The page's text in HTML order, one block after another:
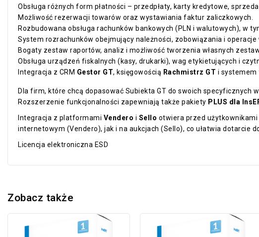
Obsługa różnych form płatności – przedpłaty, karty kredytowe,
Możliwość rezerwacji towarów oraz wystawiania faktur zaliczkowych.
Rozbudowana obsługa rachunków bankowych (PLN i walutowych), w
System rozrachunków obejmujący należności, zobowiązania i operacje
Bogaty zestaw raportów, analiz i możliwość tworzenia własnych
Obsługa urządzeń fiskalnych (kasy, drukarki), wag etykietujących i
Integracja z CRM Gestor GT, księgowością Rachmistrz GT i systemem
Dla firm, które chcą dopasować Subiekta GT do swoich specyficznych
Rozszerzenie funkcjonalności zapewniają także pakiety PLUS dla
Integracja z platformami Vendero i Sello otwiera przed
internetowym (Vendero), jak i na aukcjach (Sello), co ułatwia dotarcie
Licencja elektroniczna ESD
Zobacz także